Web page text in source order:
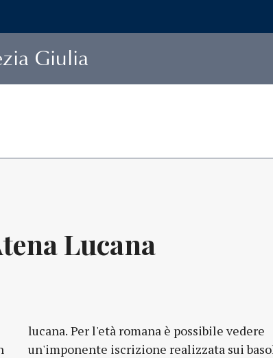
Giulia
Lucana